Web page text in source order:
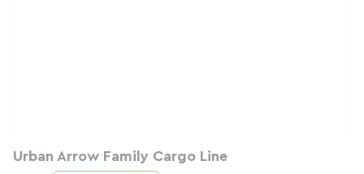
Urban Arrow Family Cargo Line